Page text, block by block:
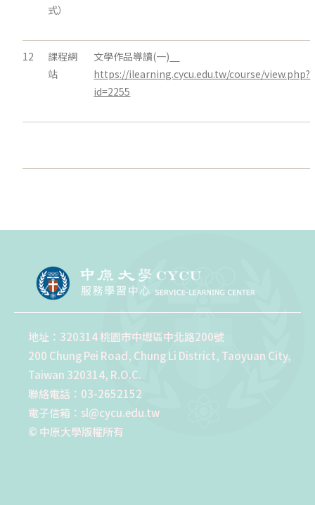
式）
12
課程網
站
文學作品導讀(一)
https://ilearning.cycu.edu.tw/course/view.php?
id=2255
地址：320314 桃園市中壢區中北路200號
200 Chung Pei Road, Chung Li District, Taoyuan City,
Taiwan 320314, R.O.C.
聯絡電話：03-2652152
電子信箱：sl@cycu.edu.tw
© 中原大學版權所有